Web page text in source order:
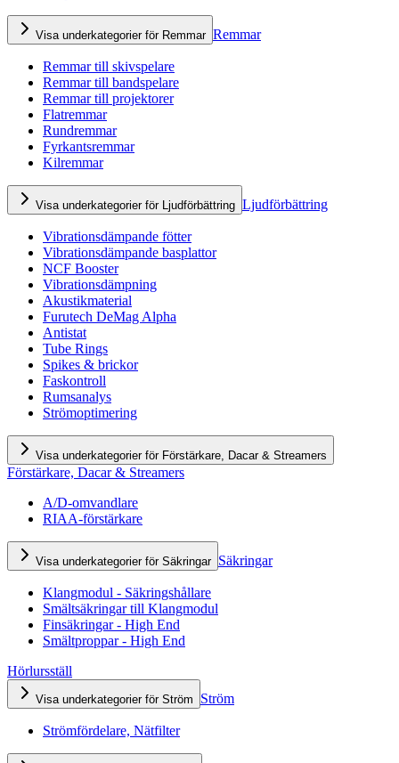
Visa underkategorier för Remmar Remmar
Remmar till skivspelare
Remmar till bandspelare
Remmar till projektorer
Flatremmar
Rundremmar
Fyrkantsremmar
Kilremmar
Visa underkategorier för Ljudförbättring Ljudförbättring
Vibrationsdämpande fötter
Vibrationsdämpande basplattor
NCF Booster
Vibrationsdämpning
Akustikmaterial
Furutech DeMag Alpha
Antistat
Tube Rings
Spikes & brickor
Faskontroll
Rumsanalys
Strömoptimering
Visa underkategorier för Förstärkare, Dacar & Streamers
Förstärkare, Dacar & Streamers
A/D-omvandlare
RIAA-förstärkare
Visa underkategorier för Säkringar Säkringar
Klangmodul - Säkringshållare
Smältsäkringar till Klangmodul
Finsäkringar - High End
Smältproppar - High End
Hörlursställ
Visa underkategorier för Ström Ström
Strömfördelare, Nätfilter